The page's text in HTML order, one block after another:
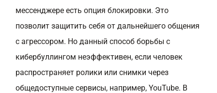
мессенджере есть опция блокировки. Это
позволит защитить себя от дальнейшего общения
с агрессором. Но данный способ борьбы с
кибербуллингом неэффективен, если человек
распространяет ролики или снимки через
общедоступные сервисы, например, YouTube. В